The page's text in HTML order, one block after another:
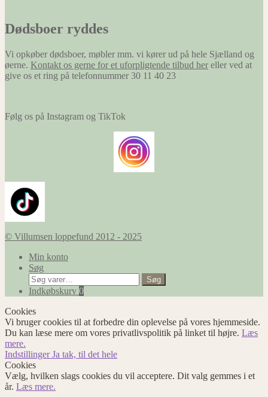
Dødsboer ryddes
Vi opkøber dødsboer, møbler mm. vi kører ud på hele Sjælland og
øerne. Kontakt os gerne for et uforpligtende tilbud her eller ved at
give os et ring på telefonnummer 30 11 40 23
Følg os på Instagram og TikTok
© Villumsen loppefund 2012 - 2025
Min konto
Søg
Søg
efter:
Søg
Indkøbskurv 0
Cookies
Vi bruger cookies til at forbedre din oplevelse på vores hjemmeside.
Du kan læse mere om vores privatlivspolitik på linket til højre. Læs
mere.
IndstillingerJa tak, til det hele
Cookies
Vælg, hvilken slags cookies du vil acceptere. Dit valg gemmes i et
år. Læs mere.